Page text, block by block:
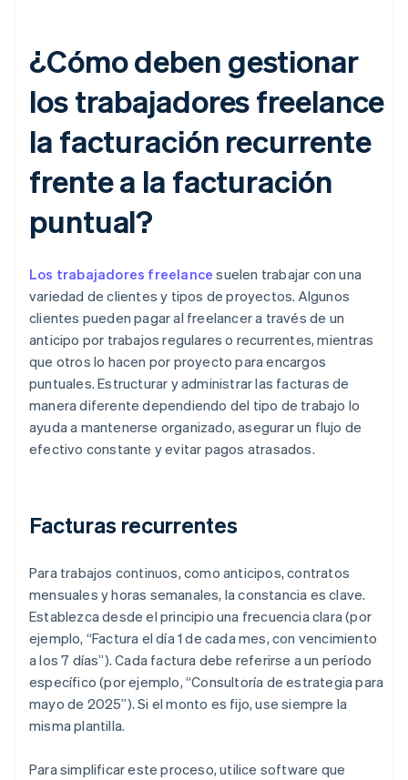
¿Cómo deben gestionar
los trabajadores freelance
la facturación recurrente
frente a la facturación
puntual?
Los trabajadores freelance suelen trabajar con una
variedad de clientes y tipos de proyectos. Algunos
clientes pueden pagar al freelancer a través de un
anticipo por trabajos regulares o recurrentes, mientras
que otros lo hacen por proyecto para encargos
puntuales. Estructurar y administrar las facturas de
manera diferente dependiendo del tipo de trabajo lo
ayuda a mantenerse organizado, asegurar un flujo de
efectivo constante y evitar pagos atrasados.
Facturas recurrentes
Para trabajos continuos, como anticipos, contratos
mensuales y horas semanales, la constancia es clave.
Establezca desde el principio una frecuencia clara (por
ejemplo, “Factura el día 1 de cada mes, con vencimiento
a los 7 días”). Cada factura debe referirse a un período
específico (por ejemplo, “Consultoría de estrategia para
mayo de 2025”). Si el monto es fijo, use siempre la
misma plantilla.
Para simplificar este proceso, utilice software que